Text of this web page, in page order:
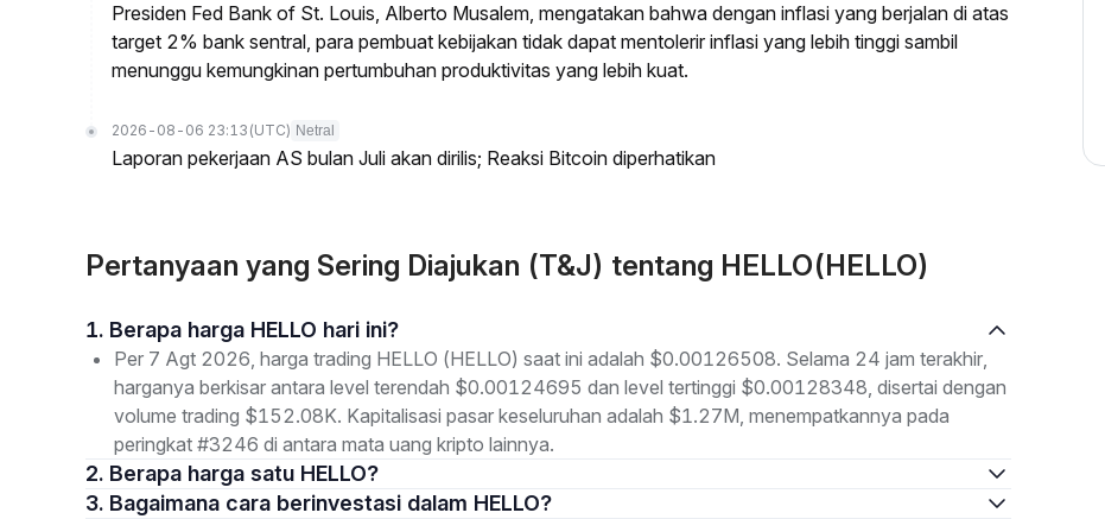
Presiden Fed Bank of St. Louis, Alberto Musalem, mengatakan bahwa dengan inflasi yang berjalan di atas
target 2% bank sentral, para pembuat kebijakan tidak dapat mentolerir inflasi yang lebih tinggi sambil
menunggu kemungkinan pertumbuhan produktivitas yang lebih kuat.
2026-08-06 23:13 (UTC) Netral
Laporan pekerjaan AS bulan Juli akan dirilis; Reaksi Bitcoin diperhatikan
Pertanyaan yang Sering Diajukan (T&J) tentang HELLO(HELLO)
1. Berapa harga HELLO hari ini?
Per 7 Agt 2026, harga trading HELLO (HELLO) saat ini adalah $0.00126508. Selama 24 jam terakhir,
harganya berkisar antara level terendah $0.00124695 dan level tertinggi $0.00128348, disertai dengan
volume trading $152.08K. Kapitalisasi pasar keseluruhan adalah $1.27M, menempatkannya pada
peringkat #3246 di antara mata uang kripto lainnya.
2. Berapa harga satu HELLO?
3. Bagaimana cara berinvestasi dalam HELLO?